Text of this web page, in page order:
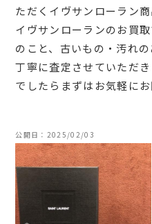
ただくイヴサンローラン商
イヴサンローランのお買
のこと、古いもの・汚れ
丁寧に査定させていただ
でしたらまずはお気軽にお
公開日：2025/02/03